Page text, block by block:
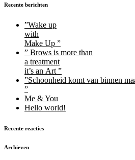
Recente berichten
”Wake up
with
Make Up ”
” Brows is more than
a treatment
it’s an Art ”
”Schoonheid komt van binnen
”
Me & You
Hello world!
Recente reacties
Archieven